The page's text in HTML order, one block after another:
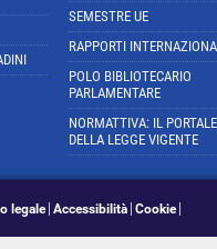
SEMESTRE UE
RAPPORTI
POLO BIBLIOTECARIO
PARLAMENTARE
NORMATTIVA: IL PORTALE
DELLA LEGGE VIGENTE
legale Accessibilità Cookie